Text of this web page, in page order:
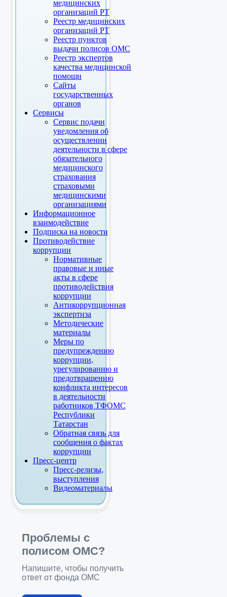
медицинских
организаций РТ
Реестр медицинских
организаций РТ
Реестр пунктов
выдачи полисов ОМС
Реестр экспертов
качества медицинской
помощи
Сайты
государственных
органов
Сервисы
Сервис подачи
уведомления об
осуществлении
деятельности в сфере
обязательного
медицинского
страхования
страховыми
медицинскими
организациями
Информационное
взаимодействие
Подписка на новости
Противодействие
коррупции
Нормативные
правовые и иные
акты в сфере
противодействия
коррупции
Антикоррупционная
экспертиза
Методические
материалы
Меры по
предупреждению
коррупции,
урегулированию и
предотвращению
конфликта интересов
в деятельности
работников ТФОМС
Республики
Татарстан
Обратная связь для
сообщения о фактах
коррупции
Пресс-центр
Пресс-релизы,
выступления
Видеоматериалы
Проблемы с
полисом ОМС?
Напишите, чтобы получить
ответ от фонда ОМС